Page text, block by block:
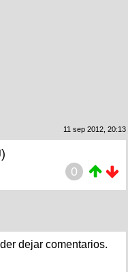
11 sep 2012, 20:13
0
dejar comentarios.